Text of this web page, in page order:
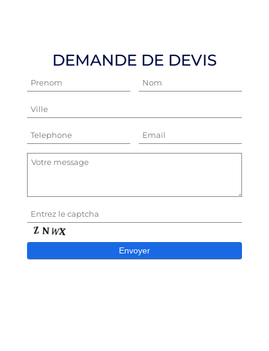
DEMANDE DE DEVIS